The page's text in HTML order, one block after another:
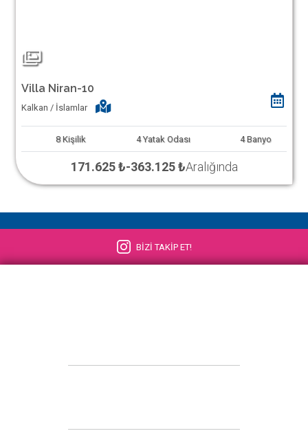
Villa Niran-10
Kalkan / İslamlar
8 Kişilik 4 Yatak Odası 4 Banyo
171.625 ₺-363.125 ₺Aralığında
BİZİ TAKİP ET!